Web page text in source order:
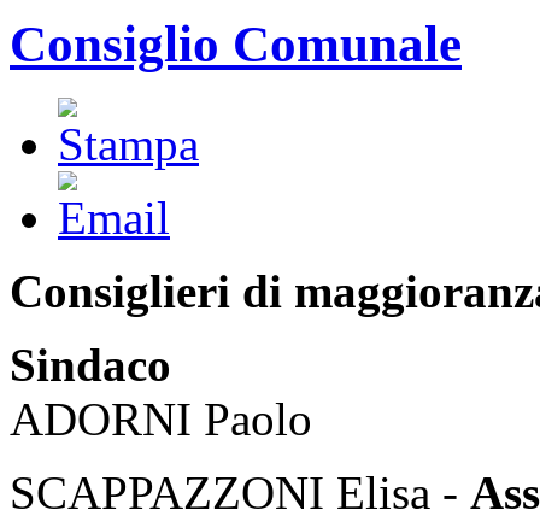
Consiglio Comunale
Consiglieri di
Sindaco
ADORNI Paolo
SCAPPAZZONI Elisa -